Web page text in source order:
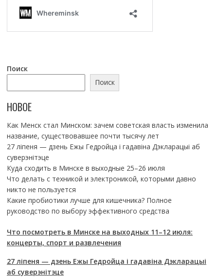
Поиск
Поиск
НОВОЕ
Как Менск стал Минском: зачем советская власть изменила
название, существовавшее почти тысячу лет
27 ліпеня — дзень Ежы Гедройца і гадавіна Дэкларацыі аб
суверэнітэце
Куда сходить в Минске в выходные 25–26 июля
Что делать с техникой и электроникой, которыми давно
никто не пользуется
Какие пробиотики лучше для кишечника? Полное
руководство по выбору эффективного средства
Что посмотреть в Минске на выходных 11–12 июля:
концерты, спорт и развлечения
27 ліпеня — дзень Ежы Гедройца і гадавіна Дэкларацыі
аб суверэнітэце